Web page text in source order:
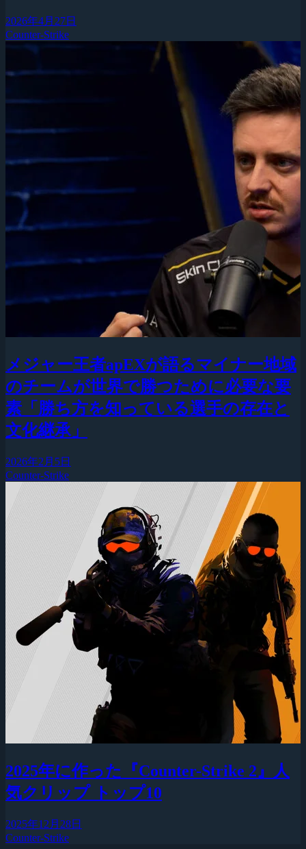
2026年4月27日
Counter-Strike
メジャー王者apEXが語るマイナー地域
のチームが世界で勝つために必要な要
素「勝ち方を知っている選手の存在と
文化継承」
2026年2月5日
Counter-Strike
2025年に作った『Counter-Strike 2』人
気クリップ トップ10
2025年12月28日
Counter-Strike